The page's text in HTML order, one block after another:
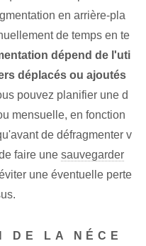
en arrière-pla
de temps en te
dépend de l'uti
déplacés ou ajoutés
pouvez planifier une d
mensuelle, en fonction
de défragmenter v
faire une sauvegarder
une éventuelle perte
DE LA NÉCE